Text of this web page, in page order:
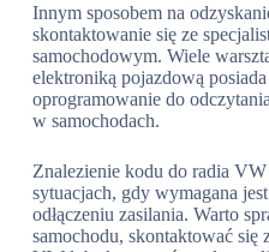
Innym sposobem na
skontaktowanie się ze
samochodowym. Wiele
elektroniką pojazdową
oprogramowanie do
w samochodach.
Znalezienie kodu do radia
sytuacjach, gdy wymagana
odłączeniu zasilania. Warto
samochodu, skontaktować się